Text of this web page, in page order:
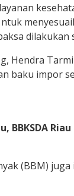
dilakukan
Hendra
baku impor
(BBM)